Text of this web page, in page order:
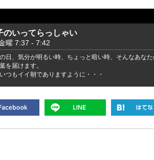
のいってらっしゃい
曜 7:37 - 7:42
日、気分が明るい時、ちょっと暗い時、そんなあな
を届けます。
つもイイ朝でありますように・・・